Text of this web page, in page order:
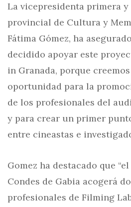
La vicepresidenta primera
provincial de Cultura y
Fátima Gómez, ha
decidido apoyar este
in Granada, porque
oportunidad para la
de los profesionales del
y para crear un primer
entre cineastas e
Gomez ha destacado que
Condes de Gabia acogerá
profesionales de Filming